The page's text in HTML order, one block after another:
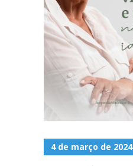
4 de março de 2024